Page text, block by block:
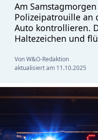
Am
Polizeipatrouille an
Auto kontrollieren.
Haltezeichen und
Von W&O-Redaktion
aktualisiert am 11.10.2025